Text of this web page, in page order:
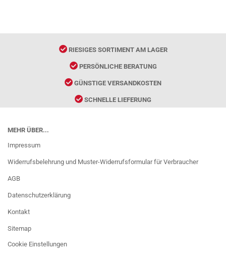
RIESIGES SORTIMENT AM LAGER
PERSÖNLICHE BERATUNG
GÜNSTIGE VERSANDKOSTEN
SCHNELLE LIEFERUNG
MEHR ÜBER...
Impressum
Widerrufsbelehrung und Muster-Widerrufsformular für Verbraucher
AGB
Datenschutzerklärung
Kontakt
Sitemap
Cookie Einstellungen